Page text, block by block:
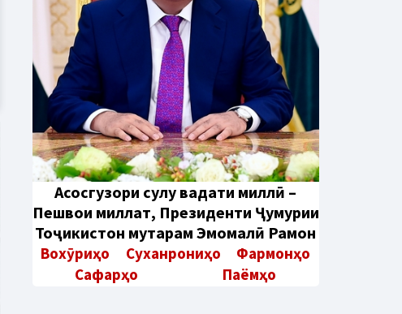
Aсосгузори сулҳу ваҳдати миллӣ –
Пешвои миллат, Президенти Ҷумҳурии
Тоҷикистон муҳтарам Эмомалӣ Раҳмон
Вохӯриҳо Суханрониҳо
Фармонҳо
Сафарҳо
Паёмҳо